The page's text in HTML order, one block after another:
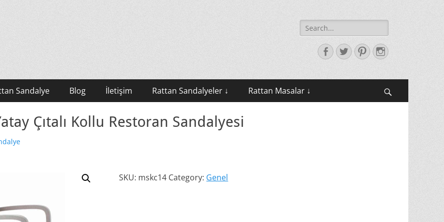
Search
for:
Facebook
TwitterPinterestInstagram
Sandalye Blog İletişim Rattan Sandalyeler ↓ Rattan Masalar ↓
Çıtalı Kollu Restoran Sandalyesi
SKU: mskc14 Category: Genel